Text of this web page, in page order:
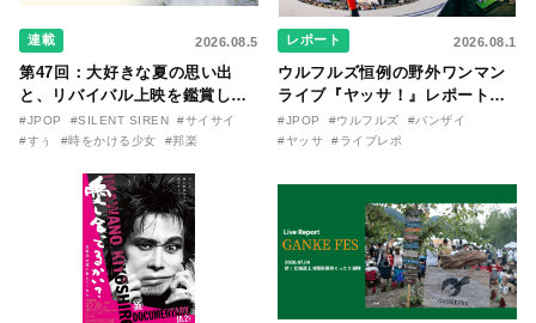
連載 2026.08.5
第47回：大好きな夏の思い出
と、リバイバル上映を鑑賞した
『時をかける少女』のおはなし
〜SILENT SIREN・すぅ『この
〇のはなし〜』
#JPOP #SILENT SIREN
#サイサイ
#すぅ
#時をかける少女 #邦楽
レポート 2026.08.1
ウルフルズ恒例の野外ワンマン
ライブ『ヤッサ！』レポート！
リリースから30年を迎えたアル
バム『バンザイ』完全再現に、
た日。
#JPOP #ウルフルズ
#バンザイ
#ヤッサ
#ライブレポ